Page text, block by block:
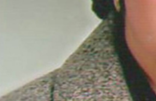
الاقباط و الرئيس الجديد ــ
قانون احوال شخصية مدنى